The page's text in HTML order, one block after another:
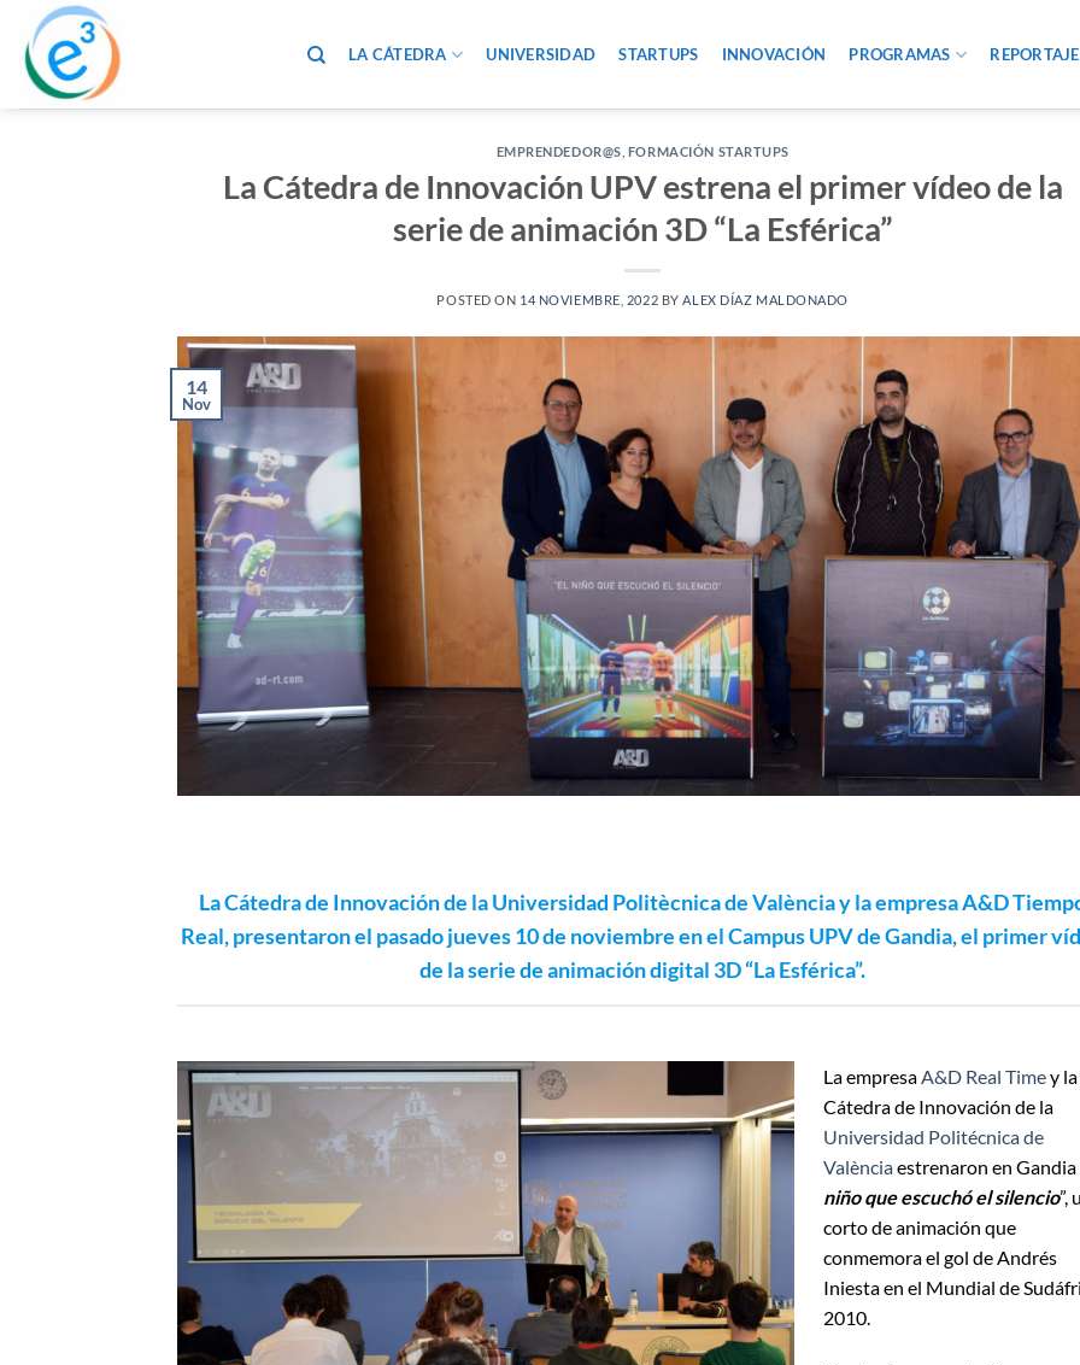
Saltar
contenido
LA CÁTEDRA UNIVERSIDAD STARTUPS INNOVACIÓN PROGRAMAS
EMPRENDEDOR@S FORMACIÓN STARTUPS
La Cátedra de Innovación UPV estrena el primer vídeo de la
serie de animación 3D “La Esférica”
POSTED ON 14 NOVIEMBRE, 2022 BY ALEX DÍAZ MALDONADO
14
Nov
La Cátedra de Innovación de la Universidad Politècnica de València y la empresa A&D
Real, presentaron el pasado jueves 10 de noviembre en el Campus UPV de Gandia, el primer
de la serie de animación digital 3D “La Esférica”.
La empresaA&D Real Timey la
Cátedra de Innovación de la
Universidad Politécnica de
Valènciaestrenaron en Gandia
niño que escuchó el silencio”,
corto de animación que
conmemora el gol de Andrés
Iniesta en el Mundial de
2010.